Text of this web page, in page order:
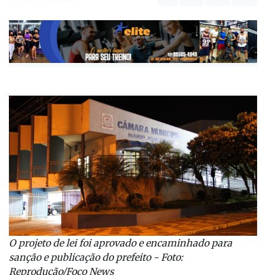
O projeto de lei foi aprovado e encaminhado para
sanção e publicação do prefeito - Foto:
Reprodução/Foco News